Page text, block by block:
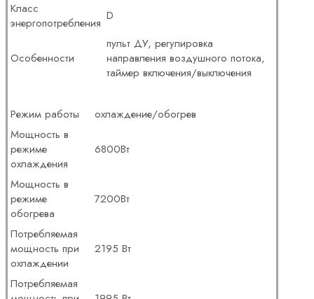
Класс
энергопотребления D
Особенности
пульт ДУ, регулировка
направления воздушного потока,
таймер включения/выключения
Режим работы
охлаждение/обогрев
Мощность в
режиме
охлаждения
6800Вт
Мощность в
режиме
обогрева
7200Вт
Потребляемая
мощность при
охлаждении
2195 Вт
Потребляемая